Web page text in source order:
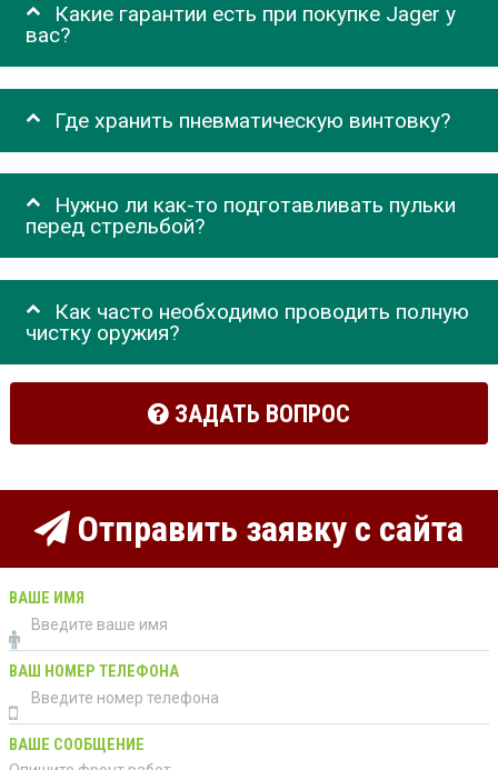
Какие гарантии есть при покупке Jager у
вас?
Где хранить пневматическую винтовку?
Нужно ли как-то подготавливать пульки
перед стрельбой?
Как часто необходимо проводить полную
чистку оружия?
ЗАДАТЬ ВОПРОС
Отправить заявку с сайта
ВАШЕ ИМЯ
ВАШ НОМЕР ТЕЛЕФОНА
ВАШЕ СООБЩЕНИЕ